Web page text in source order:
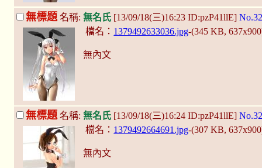
無標題 名稱: 無名氏 [13/09/18(三)16:23 ID:pzP41llE]
檔名： 1379492633036.jpg-(345 KB,
無內文
無標題 名稱: 無名氏 [13/09/18(三)16:24 ID:pzP41llE]
檔名： 1379492664691.jpg-(307 KB,
無內文